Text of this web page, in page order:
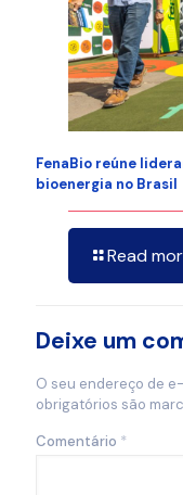
FenaBio reúne
bioenergia no Brasil
Read
Deixe um
O seu endereço de
obrigatórios são
Comentário *